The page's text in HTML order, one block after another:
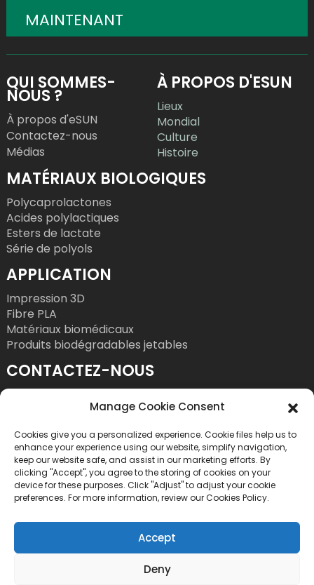
MAINTENANT
QUI SOMMES-
NOUS ?
À propos d'eSUN
Contactez-nous
Médias
À PROPOS D'ESUN
Lieux
Mondial
Culture
Histoire
MATÉRIAUX BIOLOGIQUES
Polycaprolactones
Acides polylactiques
Esters de lactate
Série de polyols
APPLICATION
Impression 3D
Fibre PLA
Matériaux biomédicaux
Produits biodégradables jetables
CONTACTEZ-NOUS
Courriel : bright@esungroup.net
Adresse : 15A, Immeuble Microsoft Ketong, n°
55, 9e rue Gaoxinnan, Quartier des hautes
technologies, Rue Yuehai, District de Nanshan,
Shenzhen, Chine
Manage Cookie Consent
Cookies give you a personalized experience. Cookie files help us to
enhance your experience using our website, simplify navigation,
keep our website safe, and assist in our marketing efforts. By
clicking "Accept", you agree to the storing of cookies on your
device for these purposes. Click "Adjust" to adjust your cookie
preferences. For more information, review our Cookies Policy.
Accept
Deny